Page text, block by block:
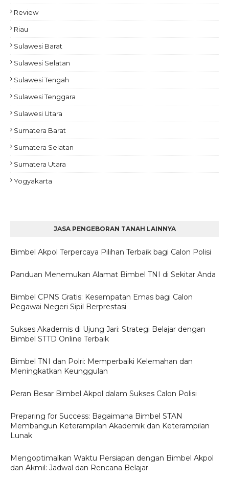
Review
Riau
Sulawesi Barat
Sulawesi Selatan
Sulawesi Tengah
Sulawesi Tenggara
Sulawesi Utara
Sumatera Barat
Sumatera Selatan
Sumatera Utara
Yogyakarta
JASA PENGEBORAN TANAH LAINNYA
Bimbel Akpol Terpercaya Pilihan Terbaik bagi Calon Polisi
Panduan Menemukan Alamat Bimbel TNI di Sekitar Anda
Bimbel CPNS Gratis: Kesempatan Emas bagi Calon
Pegawai Negeri Sipil Berprestasi
Sukses Akademis di Ujung Jari: Strategi Belajar dengan
Bimbel STTD Online Terbaik
Bimbel TNI dan Polri: Memperbaiki Kelemahan dan
Meningkatkan Keunggulan
Peran Besar Bimbel Akpol dalam Sukses Calon Polisi
Preparing for Success: Bagaimana Bimbel STAN
Membangun Keterampilan Akademik dan Keterampilan
Lunak
Mengoptimalkan Waktu Persiapan dengan Bimbel Akpol
dan Akmil: Jadwal dan Rencana Belajar